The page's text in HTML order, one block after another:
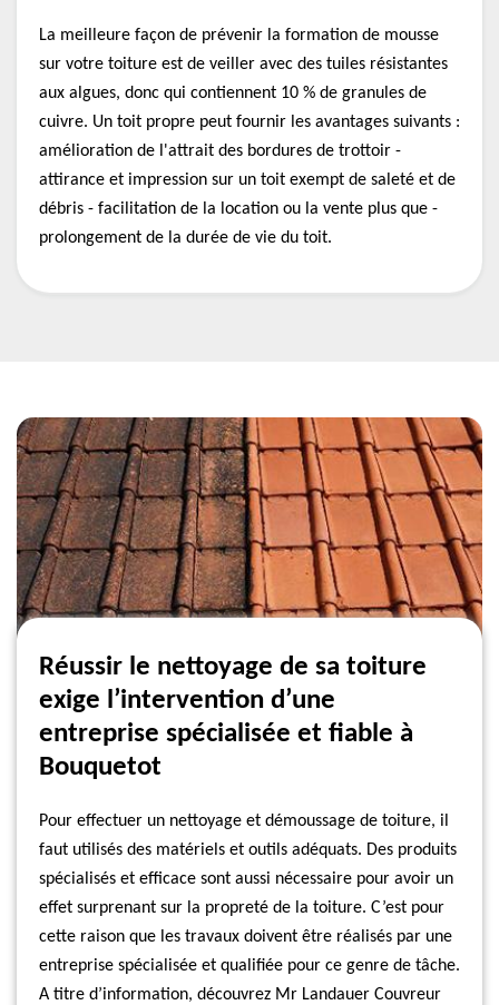
La meilleure façon de prévenir la formation de mousse
sur votre toiture est de veiller avec des tuiles résistantes
aux algues, donc qui contiennent 10 % de granules de
cuivre. Un toit propre peut fournir les avantages suivants :
amélioration de l'attrait des bordures de trottoir -
attirance et impression sur un toit exempt de saleté et de
débris - facilitation de la location ou la vente plus que -
prolongement de la durée de vie du toit.
Réussir le nettoyage de sa toiture
exige l’intervention d’une
entreprise spécialisée et fiable à
Bouquetot
Pour effectuer un nettoyage et démoussage de toiture, il
faut utilisés des matériels et outils adéquats. Des produits
spécialisés et efficace sont aussi nécessaire pour avoir un
effet surprenant sur la propreté de la toiture. C’est pour
cette raison que les travaux doivent être réalisés par une
entreprise spécialisée et qualifiée pour ce genre de tâche.
A titre d’information, découvrez Mr Landauer Couvreur